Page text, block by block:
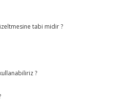
tabi midir ?
?